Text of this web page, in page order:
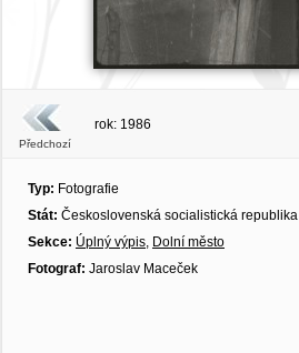
Předchozí
rok: 1986
Typ: Fotografie
Stát: Československá socialistická republika
Sekce: Úplný výpis, Dolní město
Fotograf: Jaroslav Maceček